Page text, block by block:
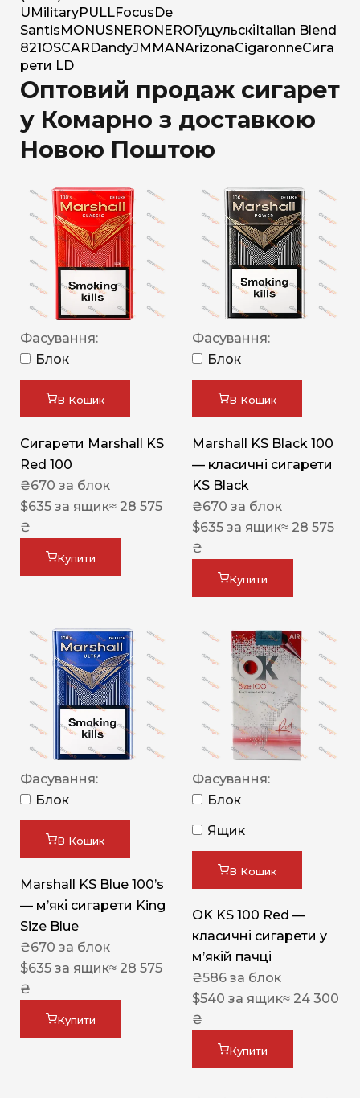
U MilitaryPULLFocus De
Santis MONUSNERO NERO Гуцульскі Italian Blend
821 OSCAR DandyJM MANArizonaCigaronneСига
рети LD
Оптовий продаж сигарет
у Комарно з доставкою
Новою Поштою
Фасування:
Блок
В Кошик
Сигарети Marshall KS
Red 100
₴670 за блок
$635 за ящик≈ 28 575
₴
Купити
Фасування:
Блок
В Кошик
Marshall KS Black 100
— класичні сигарети
KS Black
₴670 за блок
$635 за ящик≈ 28 575
₴
Купити
Фасування:
Блок
В Кошик
Marshall KS Blue 100’s
— м’які сигарети King
Size Blue
₴670 за блок
$635 за ящик≈ 28 575
₴
Купити
Фасування:
Блок
Ящик
В Кошик
OK KS 100 Red —
класичні сигарети у
м’якій пачці
₴586 за блок
$540 за ящик≈ 24 300
₴
Купити